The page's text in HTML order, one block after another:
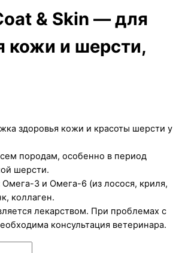
& Skin — для
кожи и шерсти,
здоровья кожи и красоты шерсти у
породам, особенно в период
шерсти.
Омега-3 и Омега-6 (из лосося, криля,
коллаген.
лекарством. При проблемах с
консультация ветеринара.